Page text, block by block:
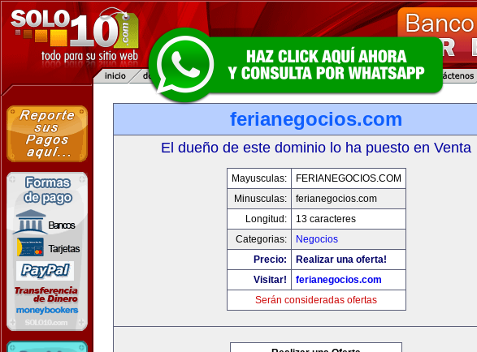
ferianegocios.com
El dueño de este dominio lo ha puesto en Venta
Mayusculas:
FERIANEGOCIOS.COM
Minusculas:
ferianegocios.com
Longitud:
13 caracteres
Categorias:
Negocios
Precio:
Realizar una oferta!
Visitar!
ferianegocios.com
Serán consideradas ofertas